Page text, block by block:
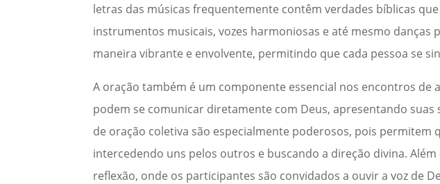
letras das músicas frequentemente contêm verdades bíblicas
instrumentos musicais, vozes harmoniosas e até mesmo danças
maneira vibrante e envolvente, permitindo que cada pessoa se
A oração também é um componente essencial nos encontros de
podem se comunicar diretamente com Deus, apresentando
de oração coletiva são especialmente poderosos, pois permitem
intercedendo uns pelos outros e buscando a direção divina.
reflexão, onde os participantes são convidados a ouvir a voz de